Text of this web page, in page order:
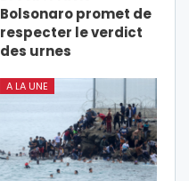
Bolsonaro promet de
respecter le verdict
des urnes
A LA UNE